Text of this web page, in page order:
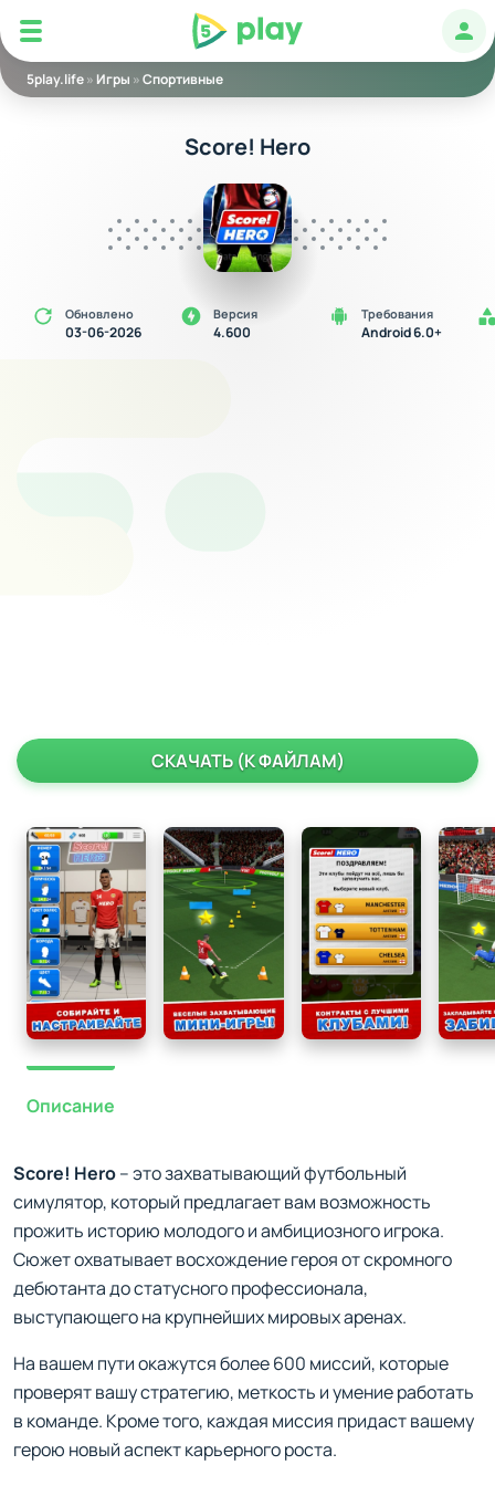
5play
5play.life» Игры »Спортивные
Score! Hero
Обновлено
03-06-2026
Версия
4.600
Требования
Android 6.0+
СКАЧАТЬ (К ФАЙЛАМ)
Описание
Score! Hero– это захватывающий футбольный
симулятор, который предлагает вам возможность
прожить историю молодого и амбициозного игрока.
Сюжет охватывает восхождение героя от скромного
дебютанта до статусного профессионала,
выступающего на крупнейших мировых аренах.
На вашем пути окажутся более 600 миссий, которые
проверят вашу стратегию, меткость и умение работать
в команде. Кроме того, каждая миссия придаст вашему
герою новый аспект карьерного роста.